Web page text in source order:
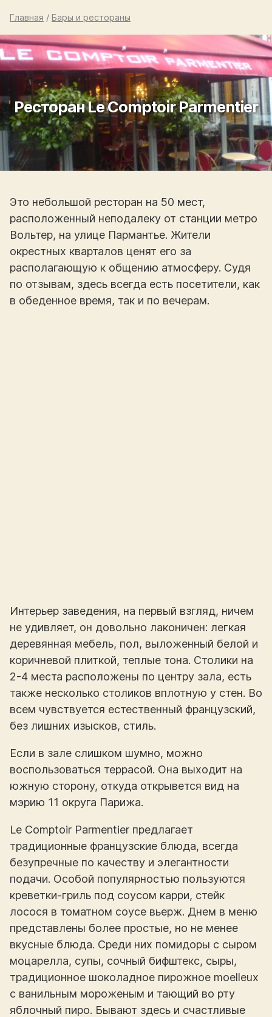
Главная / Бары и рестораны
Ресторан Le Comptoir Parmentier
Это небольшой ресторан на 50 мест,
расположенный неподалеку от станции метро
Вольтер, на улице Пармантье. Жители
окрестных кварталов ценят его за
располагающую к общению атмосферу. Судя
по отзывам, здесь всегда есть посетители, как
в обеденное время, так и по вечерам.
Интерьер заведения, на первый взгляд, ничем
не удивляет, он довольно лаконичен: легкая
деревянная мебель, пол, выложенный белой и
коричневой плиткой, теплые тона. Столики на
2-4 места расположены по центру зала, есть
также несколько столиков вплотную у стен. Во
всем чувствуется естественный французский,
без лишних изысков, стиль.
Если в зале слишком шумно, можно
воспользоваться террасой. Она выходит на
южную сторону, откуда открывется вид на
мэрию 11 округа Парижа.
Le Comptoir Parmentier предлагает
традиционные французские блюда, всегда
безупречные по качеству и элегантности
подачи. Особой популярностью пользуются
креветки-гриль под соусом карри, стейк
лосося в томатном соусе вьерж. Днем в меню
представлены более простые, но не менее
вкусные блюда. Среди них помидоры с сыром
моцарелла, супы, сочный бифштекс, сыры,
традиционное шоколадное пирожное moelleux
с ванильным мороженым и тающий во рту
яблочный пиро. Бывают здесь и счастливые